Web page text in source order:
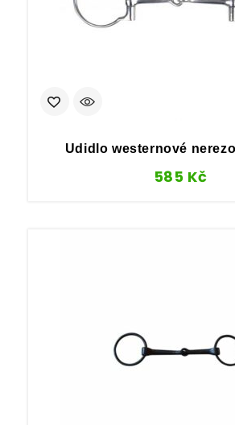
Udidlo westernové
585 Kč